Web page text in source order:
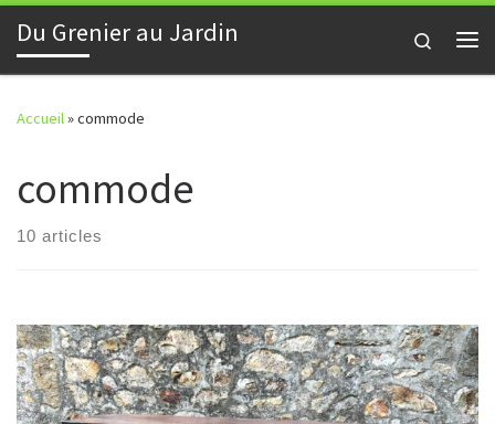
Skip to content
Du Grenier au Jardin
Search
Accueil»commode
commode
10 articles